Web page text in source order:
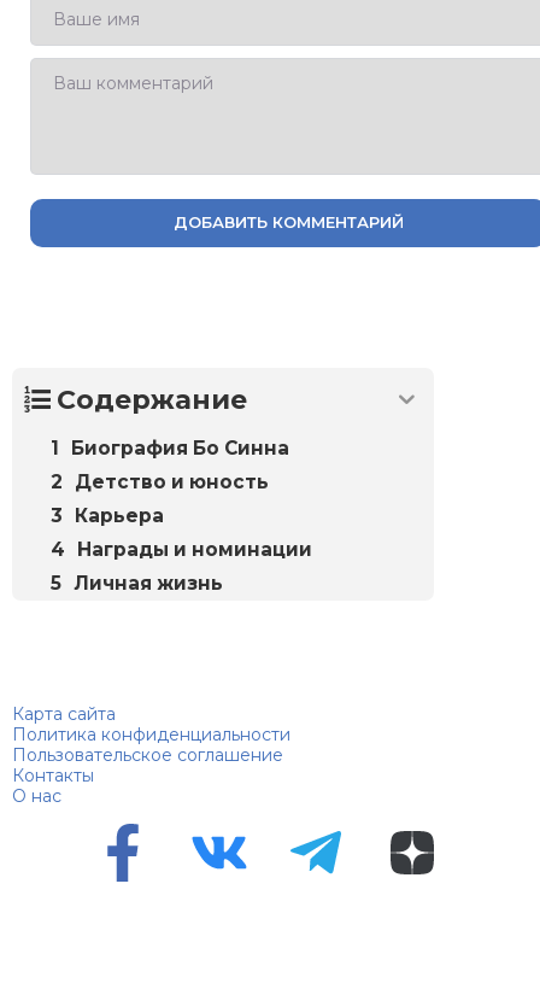
ДОБАВИТЬ КОММЕНТАРИЙ
Содержание
Биография Бо Синна
Детство и юность
Карьера
Награды и номинации
Личная жизнь
Карта сайта
Политика конфиденциальности
Пользовательское соглашение
Контакты
О нас